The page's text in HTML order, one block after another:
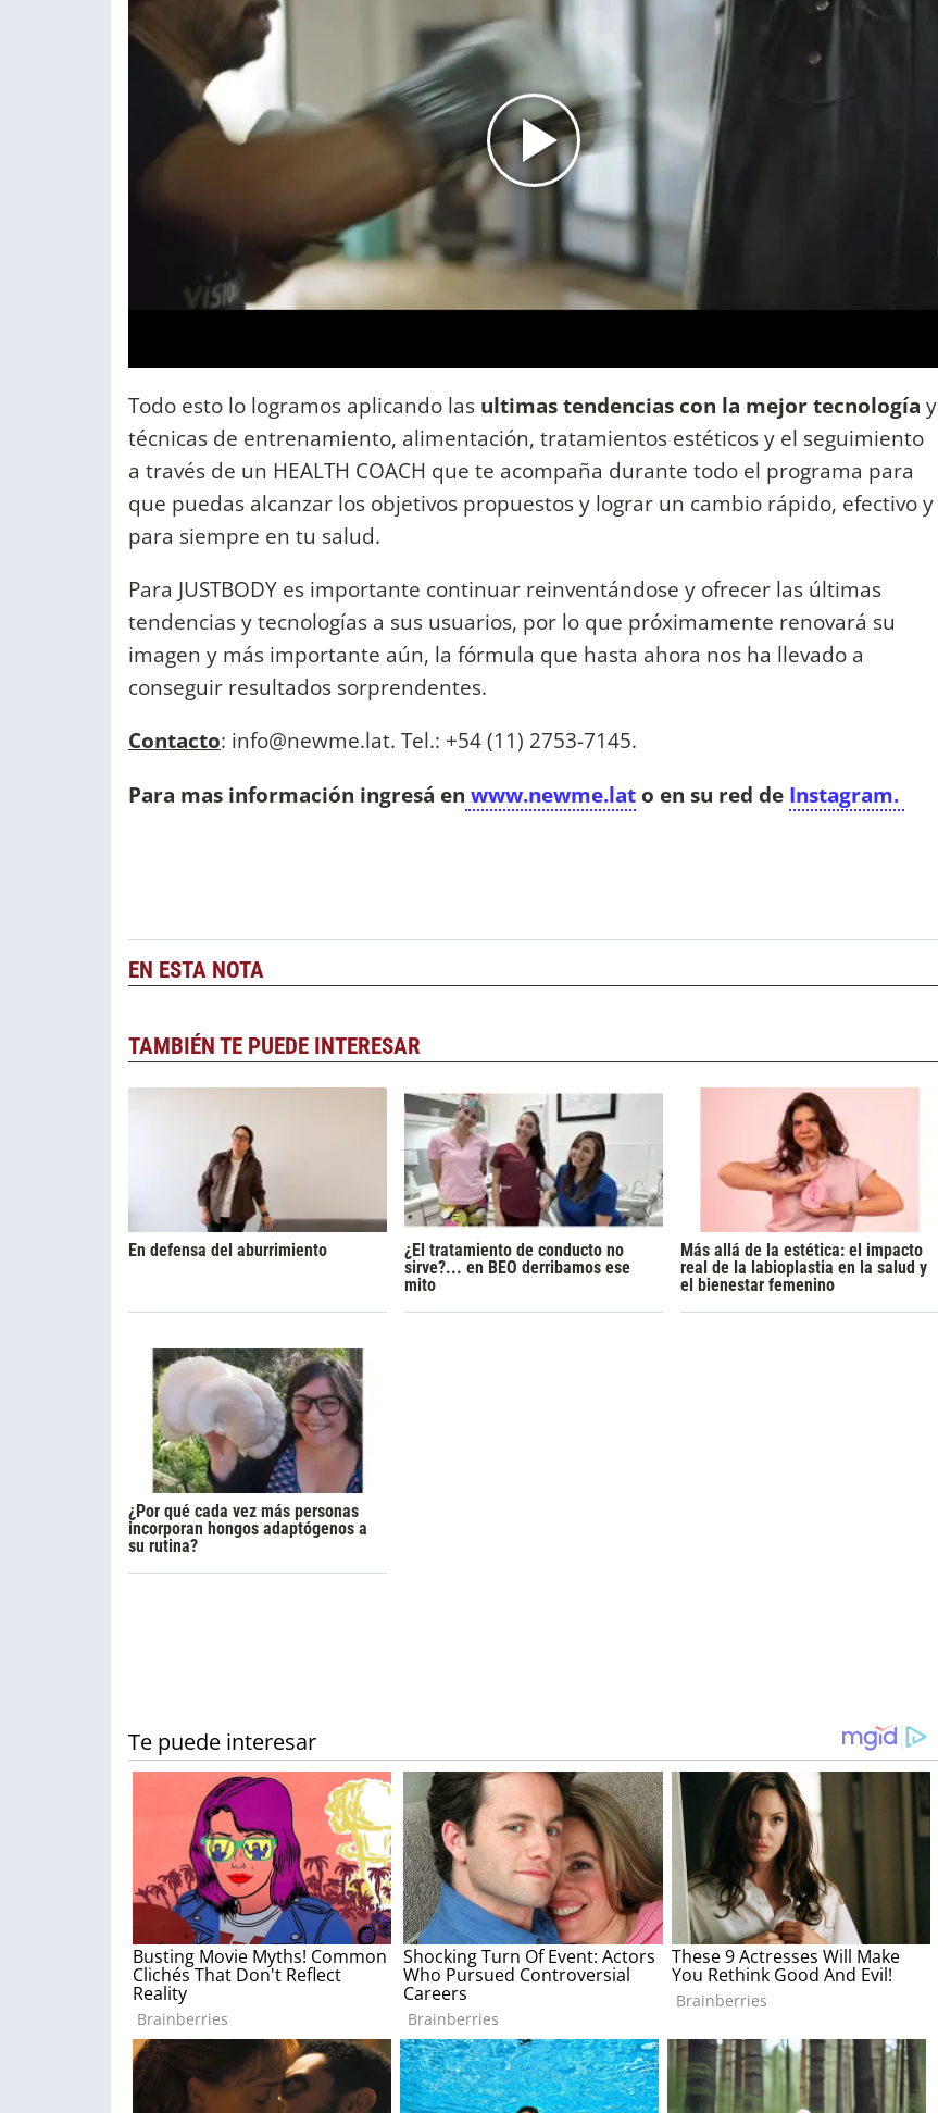
Todo esto lo logramos aplicando las ultimas tendencias con la mejor tecnología y
técnicas de entrenamiento, alimentación, tratamientos estéticos y el seguimiento
a través de un HEALTH COACH que te acompaña durante todo el programa para
que puedas alcanzar los objetivos propuestos y lograr un cambio rápido, efectivo y
para siempre en tu salud.
Para JUSTBODY es importante continuar reinventándose y ofrecer las últimas
tendencias y tecnologías a sus usuarios, por lo que próximamente renovará su
imagen y más importante aún, la fórmula que hasta ahora nos ha llevado a
conseguir resultados sorprendentes.
Contacto: info@newme.lat. Tel.: +54 (11) 2753-7145.
Para mas información ingresá en www.newme.lat o en su red de Instagram.
EN ESTA NOTA
TAMBIÉN TE PUEDE INTERESAR
En defensa del aburrimiento
¿El tratamiento de conducto no
sirve?... en BEO derribamos ese
mito
Más allá de la estética: el impacto
real de la labioplastia en la salud y
el bienestar femenino
¿Por qué cada vez más personas
incorporan hongos adaptógenos a
su rutina?